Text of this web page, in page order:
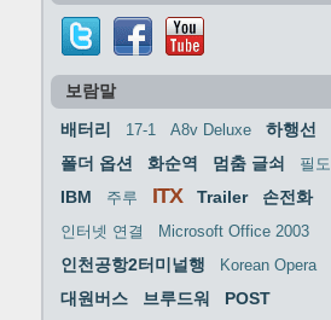
보람말
배터리 17-1 A8v Deluxe
하행선
폴더 옵션
화순역 멈춤 글쇠 필도
IBM 주루 ITX Trailer 손전화
인터넷 연결 Microsoft Office 2003
인천공항2터미널행 Korean Opera
대원버스 브루드워 POST